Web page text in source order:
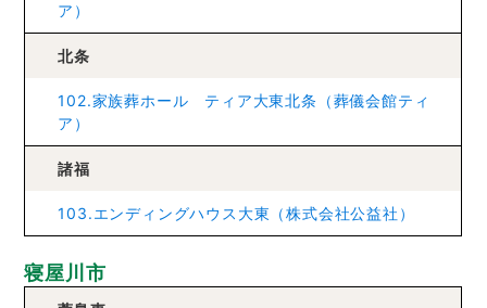
ア）
北条
102.家族葬ホール ティア大東北条（葬儀会館ティ
ア）
諸福
103.エンディングハウス大東（株式会社公益社）
寝屋川市